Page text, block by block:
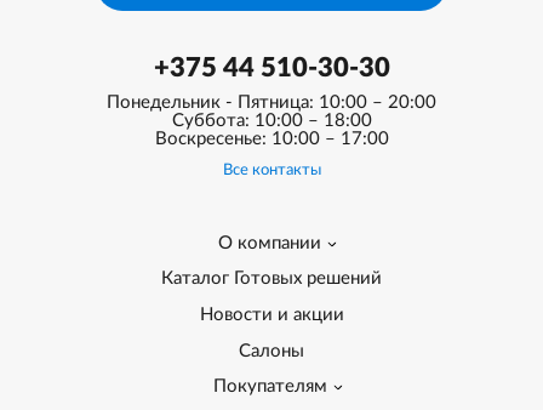
+375 44 510-30-30
Понедельник - Пятница: 10:00 – 20:00
Суббота: 10:00 – 18:00
Воскресенье: 10:00 – 17:00
Все контакты
О компании
Каталог Готовых решений
Новости и акции
Салоны
Покупателям